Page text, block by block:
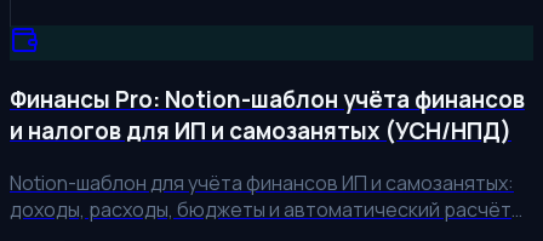
Финансы Pro: Notion-шаблон учёта финансов
и налогов для ИП и самозанятых (УСН/НПД)
Notion-шаблон для учёта финансов ИП и самозанятых:
доходы, расходы, бюджеты и автоматический расчёт